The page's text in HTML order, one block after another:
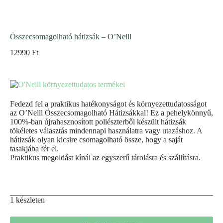
Összecsomagolható hátizsák – O’Neill
12990 Ft
Fedezd fel a praktikus hatékonyságot és környezettudatosságot
az O’Neill Összecsomagolható Hátizsákkal! Ez a pehelykönnyű,
100%-ban újrahasznosított poliészterből készült hátizsák
tökéletes választás mindennapi használatra vagy utazáshoz. A
hátizsák olyan kicsire csomagolható össze, hogy a saját
tasakjába fér el.
Praktikus megoldást kínál az egyszerű tárolásra és szállításra.
1 készleten